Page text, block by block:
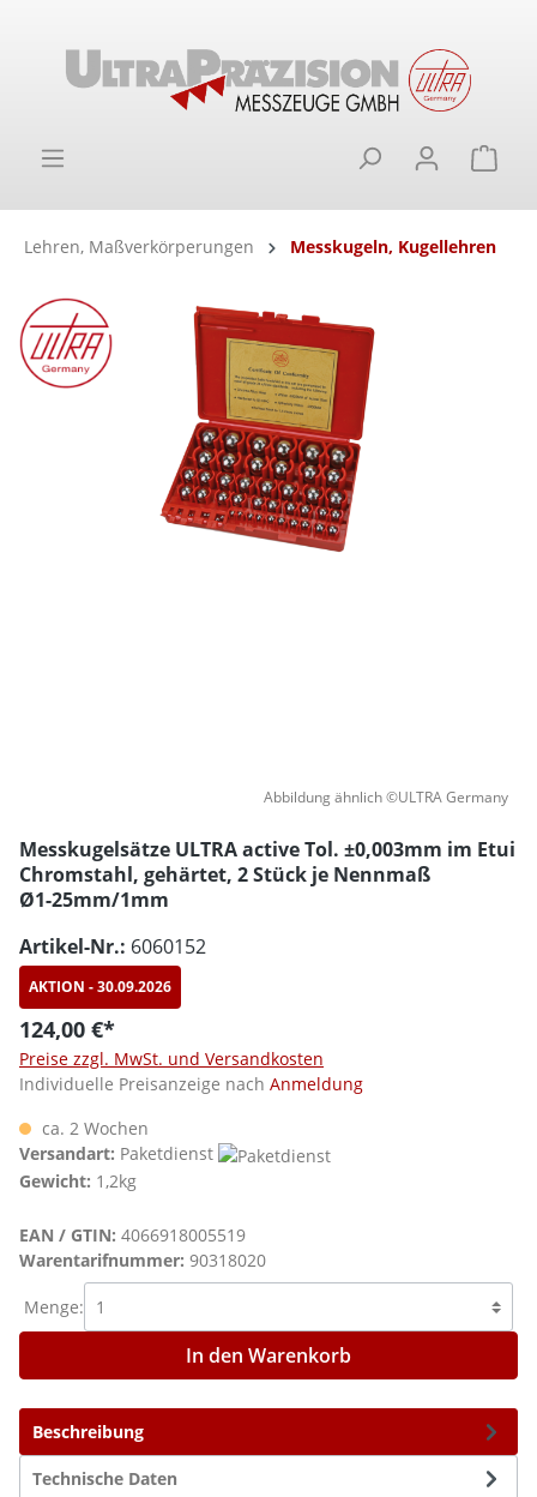
Lehren, Maßverkörperungen Messkugeln, Kugellehren
Bildergalerie überspringen
Abbildung ähnlich ©ULTRA Germany
Beschreibung
Technische Daten
Messkugelsätze ULTRA active Tol. ±0,003mm im Etui
Chromstahl, gehärtet, 2 Stück je Nennmaß
Ø1-25mm/1mm
Artikel-Nr.: 6060152
AKTION - 30.09.2026
124,00 €*
Preise zzgl. MwSt. und Versandkosten
Individuelle Preisanzeige nach Anmeldung
ca. 2 Wochen
Versandart: Paketdienst
Gewicht: 1,2kg
EAN / GTIN: 4066918005519
Warentarifnummer: 90318020
Menge:
In den Warenkorb